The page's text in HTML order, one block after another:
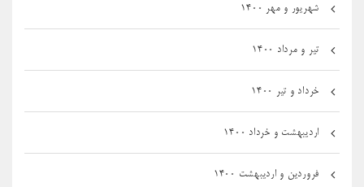
شهریور و مهر ۱۴۰۰
تیر و مرداد ۱۴۰۰
خرداد و تیر ۱۴۰۰
اردیبهشت و خرداد ۱۴۰۰
فروردین و اردیبهشت ۱۴۰۰